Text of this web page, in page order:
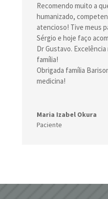
Recomendo muito a
humanizado,
atencioso! Tive meus
Sérgio e hoje faço
Dr Gustavo.
família!
Obrigada família
medicina!
Maria Izabel Okura
Paciente